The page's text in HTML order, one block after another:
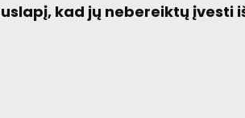
kad jų nebereiktų įvesti